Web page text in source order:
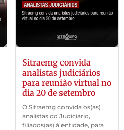
Sitraemg convida
analistas judiciários
para reunião virtual no
dia 20 de setembro
O Sitraemg convida os(as)
analistas do Judiciário,
filiados(as) à entidade, para